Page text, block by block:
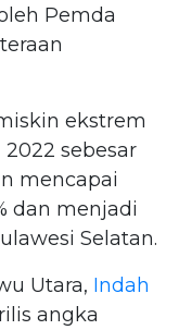
Pemda
ekstrem
sebesar
mencapai
dan menjadi
Selatan.
Utara, Indah
angka